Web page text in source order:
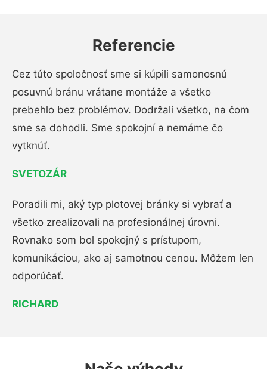
Referencie
Cez túto spoločnosť sme si kúpili samonosnú
posuvnú bránu vrátane montáže a všetko
prebehlo bez problémov. Dodržali všetko, na čom
sme sa dohodli. Sme spokojní a nemáme čo
vytknúť.
SVETOZÁR
Poradili mi, aký typ plotovej bránky si vybrať a
všetko zrealizovali na profesionálnej úrovni.
Rovnako som bol spokojný s prístupom,
komunikáciou, ako aj samotnou cenou. Môžem len
odporúčať.
RICHARD